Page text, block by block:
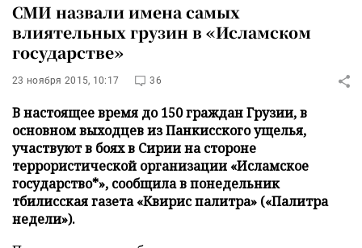
СМИ назвали имена самых
влиятельных грузин в «Исламском
государстве»
23 ноября 2015, 10:17 36
В настоящее время до 150 граждан Грузии, в
основном выходцев из Панкисского ущелья,
участвуют в боях в Сирии на стороне
террористической организации «Исламское
государство*», сообщила в понедельник
тбилисская газета «Квирис палитра» («Палитра
недели»).